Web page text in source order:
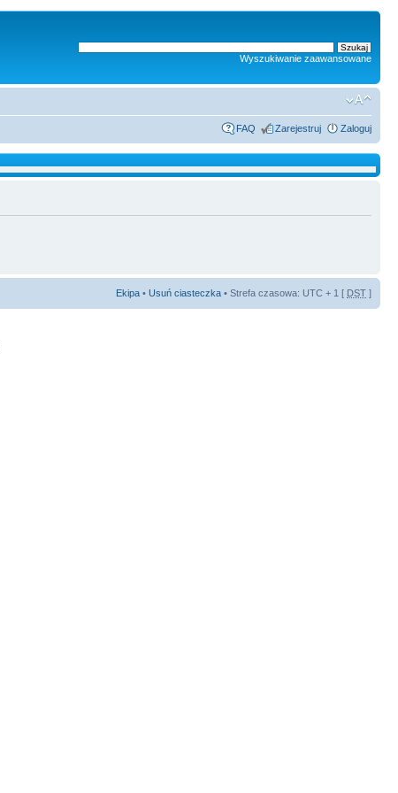
Wyszukiwanie zaawansowane
FAQ Zarejestruj Zaloguj
Ekipa • Usuń ciasteczka • Strefa czasowa: UTC + 1 [ DST ]